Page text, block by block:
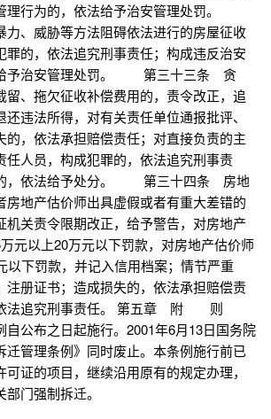
理行为的，依法给予治安管理处罚。
、威胁等方法阻碍依法进行的房屋征收
罪的，依法追究刑事责任；构成违反治安
给予治安管理处罚。 第三十三条 贪
留、拖欠征收补偿费用的，责令改正，追
违法所得，对有关责任单位通报批评、
的，依法承担赔偿责任；对直接负责的主
任人员，构成犯罪的，依法追究刑事责
，依法给予处分。 第三十四条 房地
房地产估价师出具虚假或者有重大差错的
机关责令限期改正，给予警告，对房地产
元以上20万元以下罚款，对房地产估价师
以下罚款，并记入信用档案；情节严重
注册证书；造成损失的，依法承担赔偿责
依法追究刑事责任。 第五章 附 则
公布之日起施行。2001年6月13日国务院
迁管理条例》同时废止。本条例施行前已
证的项目，继续沿用原有的规定办理，
门强制拆迁。